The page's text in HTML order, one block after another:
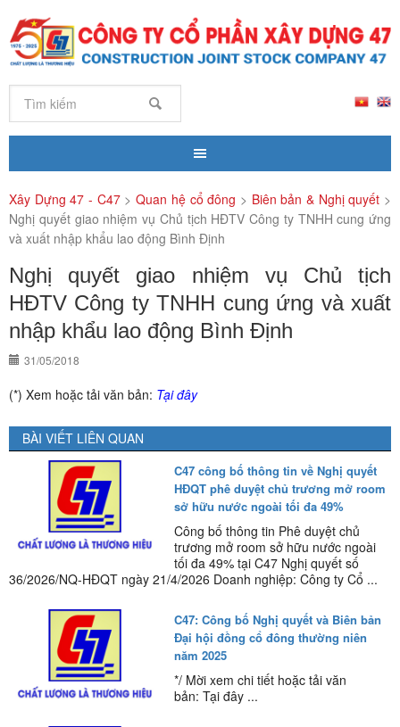
Xây Dựng 47 - C47>Quan hệ cổ đông > Biên bản & Nghị quyết >
Nghị quyết giao nhiệm vụ Chủ tịch HĐTV Công ty TNHH cung ứng
và xuất nhập khẩu lao động Bình Định
Nghị quyết giao nhiệm vụ Chủ tịch
HĐTV Công ty TNHH cung ứng và xuất
nhập khẩu lao động Bình Định
31/05/2018
(*) Xem hoặc tải văn bản: Tại đây
BÀI VIẾT LIÊN QUAN
C47 công bố thông tin về Nghị quyết
HĐQT phê duyệt chủ trương mở room
sở hữu nước ngoài tối đa 49%
Công bố thông tin Phê duyệt chủ
trương mở room sở hữu nước ngoài
tối đa 49% tại C47 Nghị quyết số
36/2026/NQ-HĐQT ngày 21/4/2026 Doanh nghiệp: Công ty Cổ ...
C47: Công bố Nghị quyết và Biên bản
Đại hội đồng cổ đông thường niên
năm 2025
*/ Mời xem chi tiết hoặc tải văn
bản: Tại đây ...